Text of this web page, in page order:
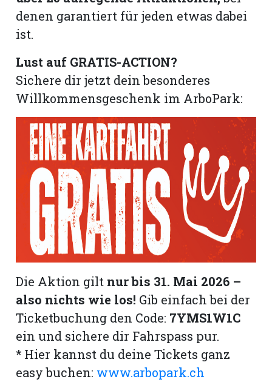
denen garantiert für jeden etwas dabei
ist.
Lust auf GRATIS-ACTION?
Sichere dir jetzt dein besonderes
Willkommensgeschenk im ArboPark:
Die Aktion gilt nur bis 31. Mai 2026 –
also nichts wie los! Gib einfach bei der
Ticketbuchung den Code: 7YMS1W1C
ein und sichere dir Fahrspass pur.
* Hier kannst du deine Tickets ganz
easy buchen: www.arbopark.ch